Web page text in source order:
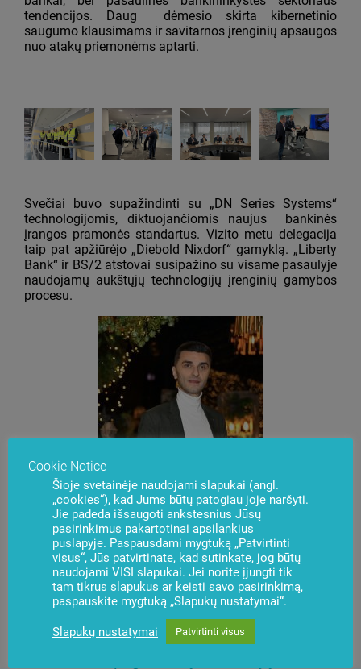
tendencijos. Daug dėmesio skirta kibernetinio
saugumo klausimams ir savitarnos įrenginių apsaugos
nuo atakų priemonėms aptarti.
Svečiai buvo supažindinti su „DN Series Systems“
technologijomis, diktuojančiomis naujus bankinės
įrangos pramonės standartus. Vizito metu delegacija
taip pat apžiūrėjo „Diebold Nixdorf“ gamyklą. „Liberty
Bank“ ir BS/2 atstovai susipažino su visame pasaulyje
naudojamų aukštųjų technologijų įrenginių gamybos
procesu.
„BS/2 Georgia“ direktorius Emilio Kiris:
Cookie Notice
Šioje svetainėje naudojami slapukai (angl.
„cookies“), kad Jums būtų patogiau joje naršyti.
Jie padeda išsaugoti ankstesnius Jūsų
pasirinkimus pakartotinai apsilankius
puslapyje. Paspausdami mygtuką „Patvirtinti
visus“, Jūs patvirtinate, kad sutinkate, jog būtų
naudojami VISI slapukai. Jei norite įjungti tik
tam tikrus slapukus ar keisti savo pasirinkimą,
paspauskite mygtuką „Slapukų nustatymai“.
Slapukų nustatymai Patvirtinti visus